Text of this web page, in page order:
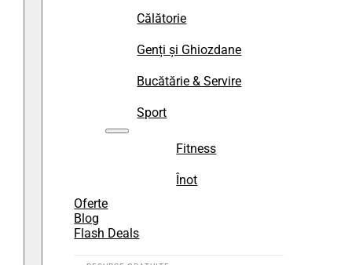
Călătorie
Genți și Ghiozdane
Bucătărie & Servire
Sport
Fitness
Înot
Oferte
Blog
Flash Deals